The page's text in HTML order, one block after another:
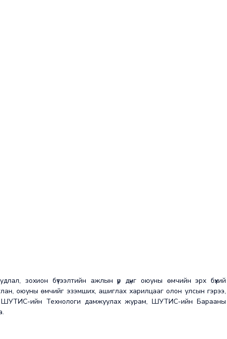
зохион бүтээлтийн ажлын үр дүнг оюуны өмчийн эрх бүхий
оюуны өмчийг эзэмших, ашиглах харилцааг олон улсын гэрээ,
ШУТИС-ийн Технологи дамжуулах журам, ШУТИС-ийн Барааны